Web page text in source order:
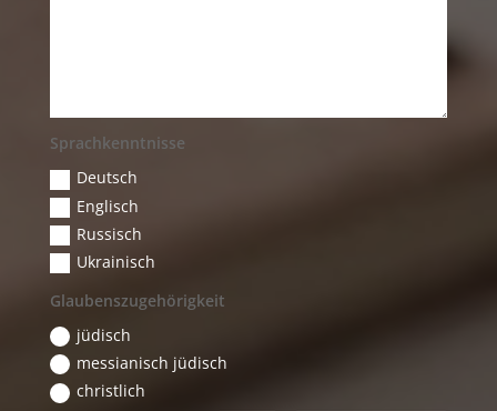
Sprachkenntnisse
Deutsch
Englisch
Russisch
Ukrainisch
Glaubenszugehörigkeit
jüdisch
messianisch jüdisch
christlich